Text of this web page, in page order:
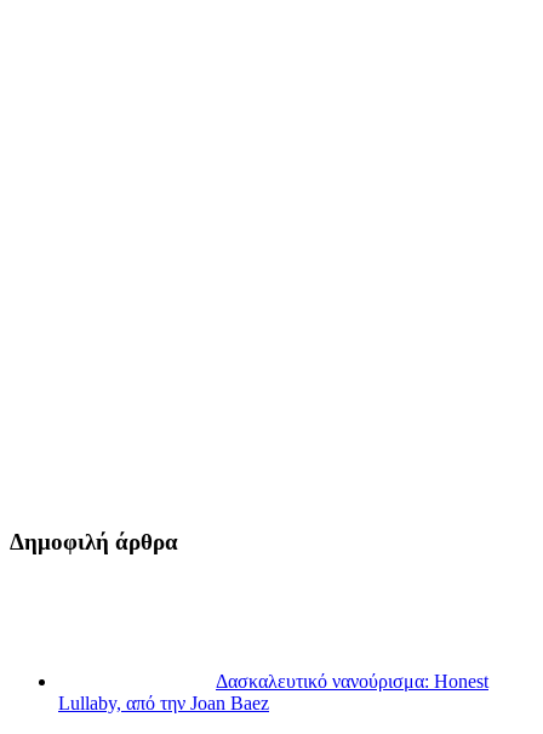
Δημοφιλή άρθρα
Δασκαλευτικό νανούρισμα: Honest
Lullaby, από την Joan Baez